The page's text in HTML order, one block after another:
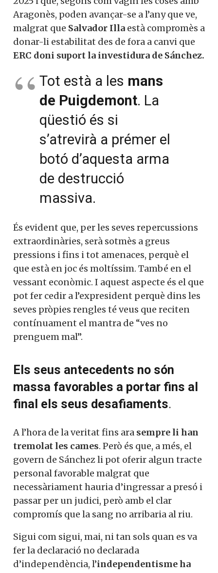
Aragonès, poden avançar-se a l’any que ve,
malgrat que Salvador Illa està compromès a
donar-li estabilitat des de fora a canvi que
ERC doni suport la investidura de Sánchez.
Tot està a les mans
de Puigdemont. La
qüestió és si
s’atrevirà a prémer el
botó d’aquesta arma
de destrucció
massiva.
És evident que, per les seves repercussions
extraordinàries, serà sotmès a greus
pressions i fins i tot amenaces, perquè el
que està en joc és moltíssim. També en el
vessant econòmic. I aquest aspecte és el que
pot fer cedir a l’expresident perquè dins les
seves pròpies rengles té veus que reciten
contínuament el mantra de “ves no
prenguem mal”.
Els seus antecedents no són
massa favorables a portar fins al
final els seus desafiaments.
A l’hora de la veritat fins ara sempre li han
tremolat les cames. Però és que, a més, el
govern de Sánchez li pot oferir algun tracte
personal favorable malgrat que
necessàriament hauria d’ingressar a presó i
passar per un judici, però amb el clar
compromís que la sang no arribaria al riu.
Sigui com sigui, mai, ni tan sols quan es va
fer la declaració no declarada
d’independència, l’independentisme ha